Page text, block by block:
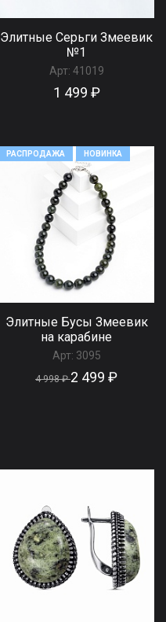
Элитные Серьги Змеевик
№1
Арт: 41019
1 499 ₽
РАСПРОДАЖА НОВИНКА
Элитные Бусы Змеевик
на карабине
Арт: 3095
4 998 ₽2 499 ₽